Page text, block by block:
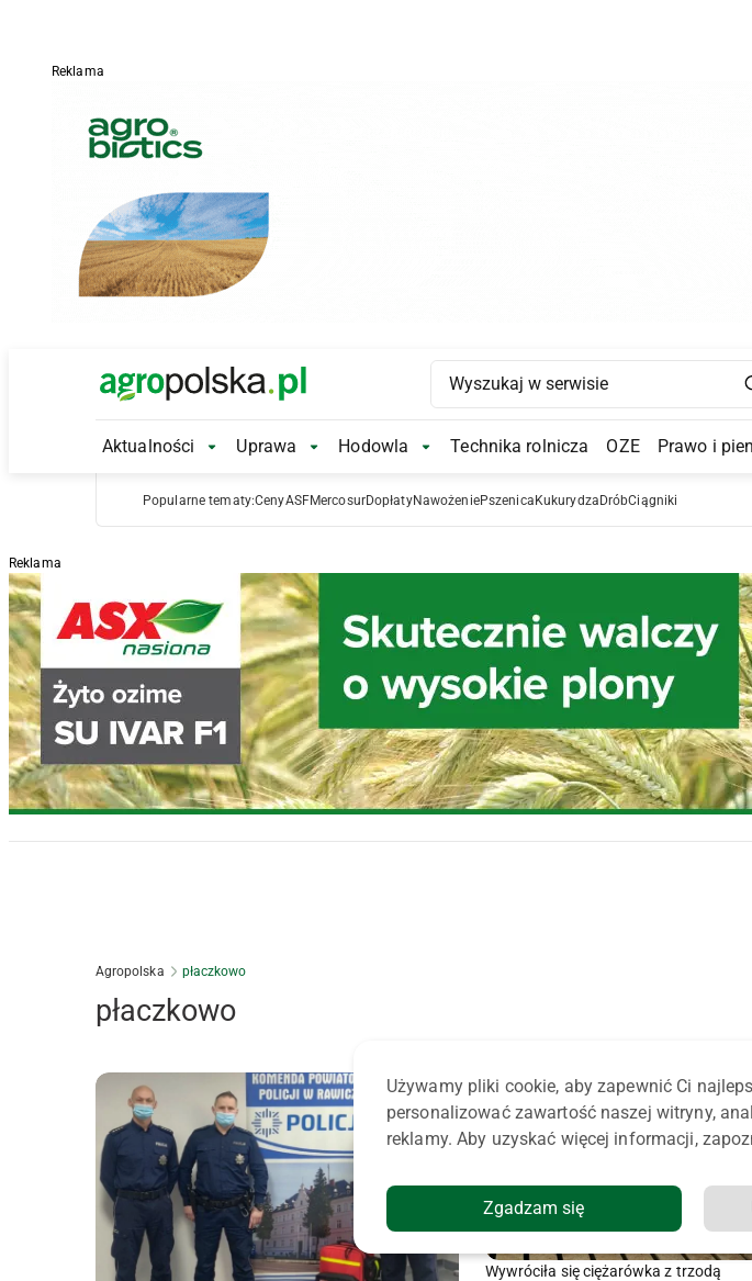
Reklama
Main Logo
Main
Aktualności Aktualności Submenu
Uprawa Uprawa Submenu
Hodowla Hodowla Submenu
Technika rolnicza OZE Prawo i
Popularne tematy:CenyASFMercosurDopłatyNawożeniePszenica Kukurydza DróbCiągniki
Reklama
Agropolska płaczkowo
płaczkowo
Wywróciła się ciężarówka z trzodą
Używamy pliki cookie, aby zapewnić Ci
personalizować zawartość naszej witryny,
reklamy. Aby uzyskać więcej informacji,
Zgadzam się